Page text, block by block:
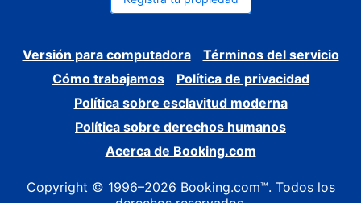
Versión para computadora
Términos del servicio
Cómo trabajamos
Política de privacidad
Política sobre esclavitud moderna
Política sobre derechos humanos
Acerca de Booking.com
Copyright © 1996–2026 Booking.com™. Todos los